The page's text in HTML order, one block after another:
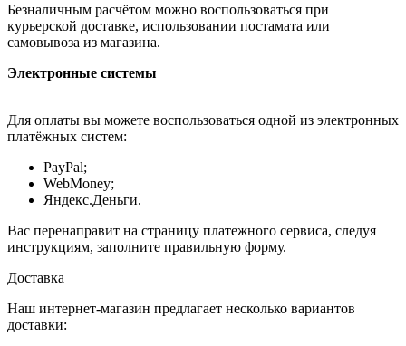
Безналичным расчётом можно воспользоваться при
курьерской доставке, использовании постамата или
самовывоза из магазина.
Электронные системы
Для оплаты вы можете воспользоваться одной из электронных
платёжных систем:
PayPal;
WebMoney;
Яндекс.Деньги.
Вас перенаправит на страницу платежного сервиса, следуя
инструкциям, заполните правильную форму.
Доставка
Наш интернет-магазин предлагает несколько вариантов
доставки: